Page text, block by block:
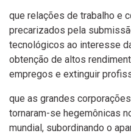
que relações de trabalho e
precarizados pela
tecnológicos ao interesse
obtenção de altos
empregos e extinguir
que as grandes
tornaram-se hegemônicas
mundial, subordinando o